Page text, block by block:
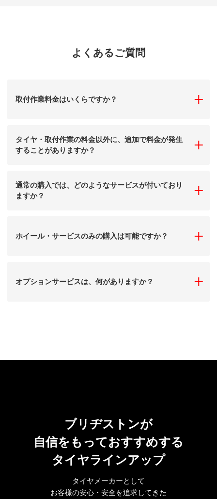
よくあるご質問
取付作業料金はいくらですか？ 「取
タイヤ・取付作業の料金以外に、追加で料金が発生
することがありますか？
「タ
通常の購入では、どのようなサービスが付いており
ますか？
「通
ホイール・サービスのみの購入は可能ですか？ 「ホ
オプションサービスは、何がありますか？ 「オ
ブリヂストンが
自信をもっておすすめする
タイヤラインアップ
タイヤメーカーとして
お客様の安心・安全を追求してきた